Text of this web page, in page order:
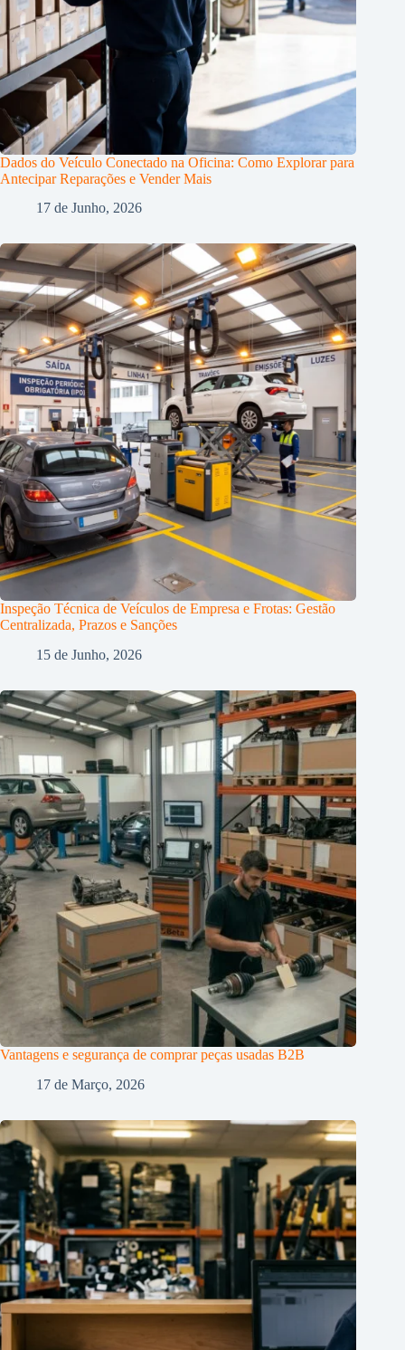
Dados do Veículo Conectado na Oficina: Como Explorar para
Antecipar Reparações e Vender Mais
17 de Junho, 2026
Inspeção Técnica de Veículos de Empresa e Frotas: Gestão
Centralizada, Prazos e Sanções
15 de Junho, 2026
Vantagens e segurança de comprar peças usadas B2B
17 de Março, 2026